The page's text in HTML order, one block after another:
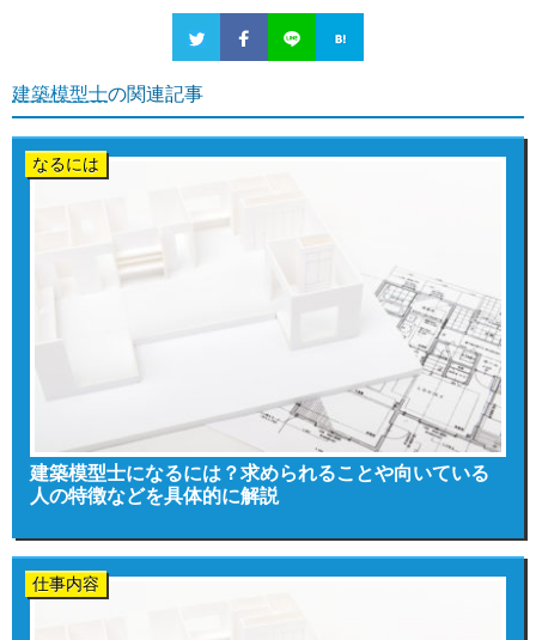
建築模型士の関連記事
なるには
建築模型士になるには？求められることや向いている
人の特徴などを具体的に解説
仕事内容